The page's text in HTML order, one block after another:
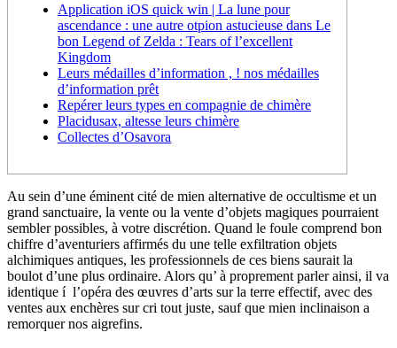
Application iOS quick win | La lune pour
ascendance : une autre otpion astucieuse dans Le
bon Legend of Zelda : Tears of l’excellent
Kingdom
Leurs médailles d’information , ! nos médailles
d’information prêt
Repérer leurs types en compagnie de chimère
Placidusax, altesse leurs chimère
Collectes d’Osavora
Au sein d’une éminent cité de mien alternative de occultisme et un
grand sanctuaire, la vente ou la vente d’objets magiques pourraient
sembler possibles, à votre discrétion. Quand le foule comprend bon
chiffre d’aventuriers affirmés du une telle exfiltration objets
alchimiques antiques, les professionnels de ces biens saurait la
boulot d’une plus ordinaire. Alors qu’ à proprement parler ainsi, il va
identique í l’opéra des œuvres d’arts sur la terre effectif, avec des
ventes aux enchères sur cri tout juste, sauf que mien inclinaison a
remorquer nos aigrefins.